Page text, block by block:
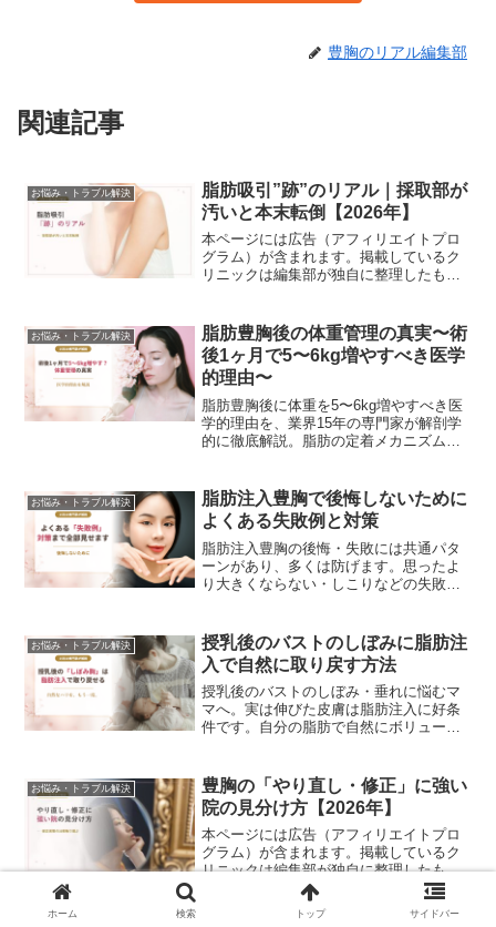
豊胸のリアル編集部
関連記事
お悩み・トラブル解決
脂肪吸引”跡”のリアル｜採取部が
汚いと本末転倒【2026年】
本ページには広告（アフィリエイトプロ
グラム）が含まれます。掲載しているク
リニックは編集部が独自に整理したもの
height:1.85!impor...
お悩み・トラブル解決
脂肪豊胸後の体重管理の真実〜術
後1ヶ月で5〜6kg増やすべき医学
的理由〜
脂肪豊胸後に体重を5〜6kg増やすべき医
学的理由を、業界15年の専門家が解剖学
的に徹底解説。脂肪の定着メカニズム、
ンドの真実までを網羅した完全レポート
です。
お悩み・トラブル解決
脂肪注入豊胸で後悔しないために
よくある失敗例と対策
脂肪注入豊胸の後悔・失敗には共通パタ
ーンがあり、多くは防げます。思ったよ
り大きくならない・しこりなどの失敗例6
15年の専門家が本音で紹介します。
お悩み・トラブル解決
授乳後のバストのしぼみに脂肪注
入で自然に取り戻す方法
授乳後のバストのしぼみ・垂れに悩むマ
マへ。実は伸びた皮膚は脂肪注入に好条
件です。自分の脂肪で自然にボリューム
がやさしく解説します。
お悩み・トラブル解決
豊胸の「やり直し・修正」に強い
院の見分け方【2026年】
本ページには広告（アフィリエイトプロ
グラム）が含まれます。掲載しているク
リニックは編集部が独自に整理したもの
で、順位付けではありません。 p{font-
size:15.5px!important;line-
height:1.85!impor...
ホーム 検索 トップ サイドバー